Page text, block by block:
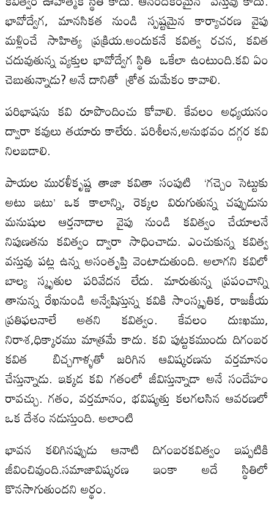
భావోద్వేగ, మానసికత నుండి స్పష్టమైన కార్యాచరణ వైపు
మళ్లించే సాహిత్య ప్రక్రియ.అందుకనే కవిత్వ రచన, కవిత
చదువుతున్న వ్యక్తుల భావోద్వేగ స్థితి ఒకేలా ఉంటుంది.కవి ఏం
చెబుతున్నాడు? అనే దానితో శ్రోత మమేకం కావాలి.
పరిభాషను కవి రూపొందించు కోవాలి. కేవలం అధ్యయనం
ద్వారా కవులు తయారు కాలేరు. పరిశీలన,అనుభవం దగ్గర కవి
నిలబడాలి.
పాయల మురళీకృష్ణ తాజా కవితా సంపుటి ‘గచ్చెం సెట్టుకు
అటు ఇటు’ ఒక కాలాన్ని, రెక్కల విరుగుతున్న చప్పుడును
మనుషుల ఆర్తనాదాల వైపు నుండి కవిత్వం చేయాలనే
నిపుణతను కవిత్వం ద్వారా సాధించాడు. ఎంచుకున్న కవిత్వ
వస్తువు పట్ల ఉన్న అసంతృప్తి వెంటాడుతుంది. అలాగని కవిలో
బాల్య స్మృతుల పరివేదన లేదు. మారుతున్న ప్రపంచాన్ని
తానున్న రేఖనుండి అన్వేషిస్తున్న కవికి సాంస్కృతిక, రాజకీయ
ప్రతిఫలనాలే అతని కవిత్వం. కేవలం దుఃఖము,
నిరాశ,ధిక్కారము మాత్రమే కాదు. కవి పుట్టకముందు దిగంబర
కవిత బిచ్చగాళ్ళతో జరిగిన ఆవిష్కరణను వర్తమానం
చేస్తున్నాడు. ఇక్కడ కవి గతంలో జీవిస్తున్నాడా అనే సందేహం
రావచ్చు. గతం, వర్తమానం, భవిష్యత్తు కలగలసిన ఆవరణలో
ఒక దేశం నడుస్తుంది. అలాంటి
భావన కలిగినప్పుడు ఆనాటి దిగంబరకవిత్వం ఇప్పటికి
జీవించివుంది.సమాజావిష్కరణ ఇంకా అదే స్థితిలో
కొనసాగుతుందని అర్థం.